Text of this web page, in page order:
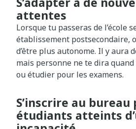
attentes
Lorsque tu passeras de l’école
établissement postsecondaire,
d’être plus autonome. Il y aura
mais personne ne te dira
ou étudier pour les examens.
S’inscrire au bureau
étudiants atteints